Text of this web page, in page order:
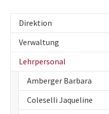
Direktion
Verwaltung
Lehrpersonal
Amberger Barbara
Coleselli Jaqueline